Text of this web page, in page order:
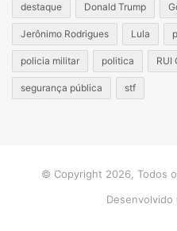
destaque Donald Trump
Jerônimo Rodrigues Lula
policia militar politica RUI
segurança pública stf
© Copyright 2026, Todos
Desenvolvido